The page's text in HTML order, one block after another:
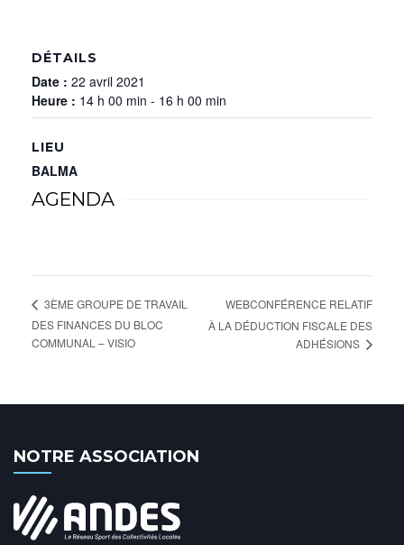
DÉTAILS
Date : 22 avril 2021
Heure : 14 h 00 min - 16 h 00 min
LIEU
BALMA
AGENDA
3ÈME GROUPE DE TRAVAIL
DES FINANCES DU BLOC
COMMUNAL – VISIO
WEBCONFÉRENCE RELATIF
À LA DÉDUCTION FISCALE DES
ADHÉSIONS
NOTRE ASSOCIATION